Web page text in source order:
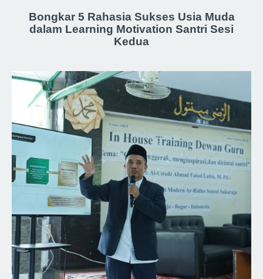
Bongkar 5 Rahasia Sukses Usia Muda
dalam Learning Motivation Santri Sesi
Kedua